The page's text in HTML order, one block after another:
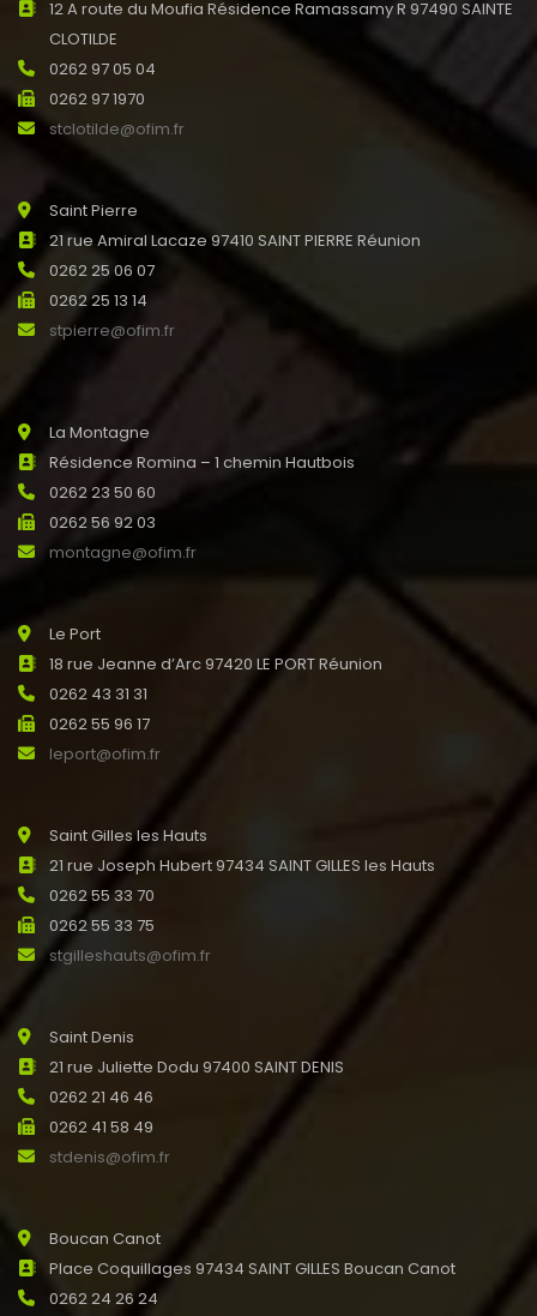
12 A route du Moufia Résidence Ramassamy R 97490 SAINTE
CLOTILDE
0262 97 05 04
0262 97 1970
stclotilde@ofim.fr
Saint Pierre
21 rue Amiral Lacaze 97410 SAINT PIERRE Réunion
0262 25 06 07
0262 25 13 14
stpierre@ofim.fr
La Montagne
Résidence Romina – 1 chemin Hautbois
0262 23 50 60
0262 56 92 03
montagne@ofim.fr
Le Port
18 rue Jeanne d’Arc 97420 LE PORT Réunion
0262 43 31 31
0262 55 96 17
leport@ofim.fr
Saint Gilles les Hauts
21 rue Joseph Hubert 97434 SAINT GILLES les Hauts
0262 55 33 70
0262 55 33 75
stgilleshauts@ofim.fr
Saint Denis
21 rue Juliette Dodu 97400 SAINT DENIS
0262 21 46 46
0262 41 58 49
stdenis@ofim.fr
Boucan Canot
Place Coquillages 97434 SAINT GILLES Boucan Canot
0262 24 26 24